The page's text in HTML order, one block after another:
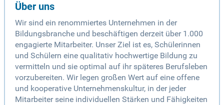
Über uns
Wir sind ein renommiertes Unternehmen in der
Bildungsbranche und beschäftigen derzeit über 1.000
engagierte Mitarbeiter. Unser Ziel ist es, Schülerinnen
und Schülern eine qualitativ hochwertige Bildung zu
vermitteln und sie optimal auf ihr späteres Berufsleben
vorzubereiten. Wir legen großen Wert auf eine offene
und kooperative Unternehmenskultur, in der jeder
Mitarbeiter seine individuellen Stärken und Fähigkeiten